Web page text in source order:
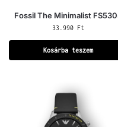
Fossil The Minimalist
33.990 Ft
Kosárba teszem